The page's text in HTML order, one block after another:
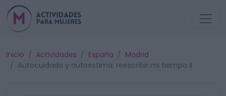
Inicio Actividades España
Madrid
Autocuidado y autoestima: reescribir mi tiempo II